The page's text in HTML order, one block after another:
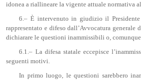
idonea a riallineare la vigente attuale normativa
6.– È intervenuto in giudizio il
rappresentato e difeso dall’Avvocatura generale
dichiarare le questioni inammissibili o,
6.1.– La difesa statale eccepisce
seguenti motivi.
In primo luogo, le questioni sarebbero